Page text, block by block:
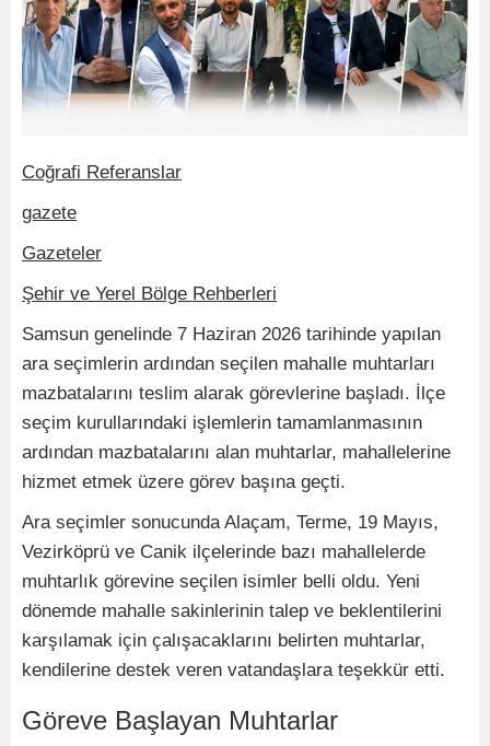
Coğrafi Referanslar
gazete
Gazeteler
Şehir ve Yerel Bölge Rehberleri
Samsun genelinde 7 Haziran 2026 tarihinde yapılan
ara seçimlerin ardından seçilen mahalle muhtarları
mazbatalarını teslim alarak görevlerine başladı. İlçe
seçim kurullarındaki işlemlerin tamamlanmasının
ardından mazbatalarını alan muhtarlar, mahallelerine
hizmet etmek üzere görev başına geçti.
Ara seçimler sonucunda Alaçam, Terme, 19 Mayıs,
Vezirköprü ve Canik ilçelerinde bazı mahallelerde
muhtarlık görevine seçilen isimler belli oldu. Yeni
dönemde mahalle sakinlerinin talep ve beklentilerini
karşılamak için çalışacaklarını belirten muhtarlar,
kendilerine destek veren vatandaşlara teşekkür etti.
Göreve Başlayan Muhtarlar